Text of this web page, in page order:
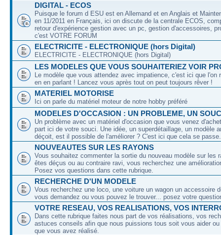
DIGITAL - ECOS
Puisque le forum d ESU est en Allemand et en Anglais et
en 11/2011 en Français, ici on discute de la centrale ECOS,
retour d'expérience gestion avec un pc, gestion d'accessoires,
c'est VOTRE FORUM
ELECTRICITE - ELECTRONIQUE (hors Digital)
ELECTRICITE - ELECTRONIQUE (hors Digital)
LES MODELES QUE VOUS SOUHAITERIEZ VOIR
Le modèle que vous attendez avec impatience, c'est ici que l'on
en en parlant ! Lancez vous après tout on peut toujours rêver !
MATERIEL MOTORISE
Ici on parle du matériel moteur de notre hobby préféré
MODELES D'OCCASION : UN PROBLEME, UN
Un problème avec un matériel d'occasion que vous venez
part ici de votre souci. Une idée, un superdétaillage, un modèle
déçoit, est il possible de l'améliorer ? C'est ici que cela se passe.
NOUVEAUTES SUR LES RAYONS
Vous souhaitez commenter la sortie du nouveau modèle sur les
êtes déçus ou au contraire ravi, vous recherchez une
Posez vos questions dans cette rubrique.
RECHERCHE D'UN MODELE
Vous recherchez une loco, une voiture un wagon un accessoire
vous demandez ou vous pouvez le trouver... posez votre
VOTRE RESEAU, VOS REALISATIONS, VOS
Dans cette rubrique faites nous part de vos réalisations, vos
astuces conseils afin que nous puissions tous soit vous aider ou
que vous avez réalisé.